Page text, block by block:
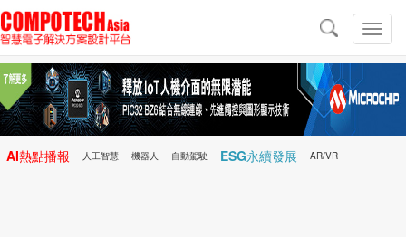
切
換
導
導
航
AI熱點播報 人工智慧 機器人 自動駕駛 ESG永續發展 AR/VR